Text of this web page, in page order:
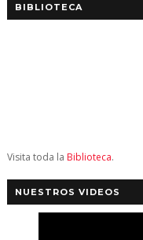
BIBLIOTECA
Visita toda la Biblioteca.
NUESTROS VIDEOS